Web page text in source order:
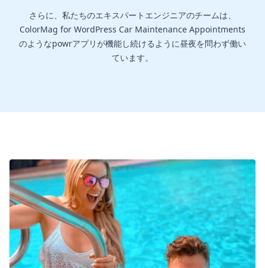
さらに、私たちのエキスパートエンジニアのチームは、
ColorMag for WordPress Car Maintenance Appointments
のようなpowrアプリが機能し続けるように昼夜を問わず働い
ています。